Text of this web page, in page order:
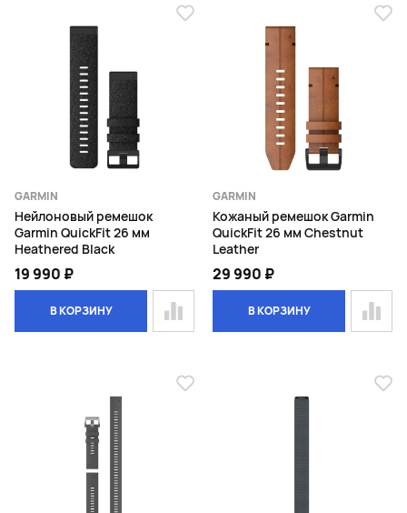
GARMIN
Нейлоновый ремешок
Garmin QuickFit 26 мм
Heathered Black
19 990 ₽
В КОРЗИНУ
GARMIN
Кожаный ремешок Garmin
QuickFit 26 мм Chestnut
Leather
29 990 ₽
В КОРЗИНУ